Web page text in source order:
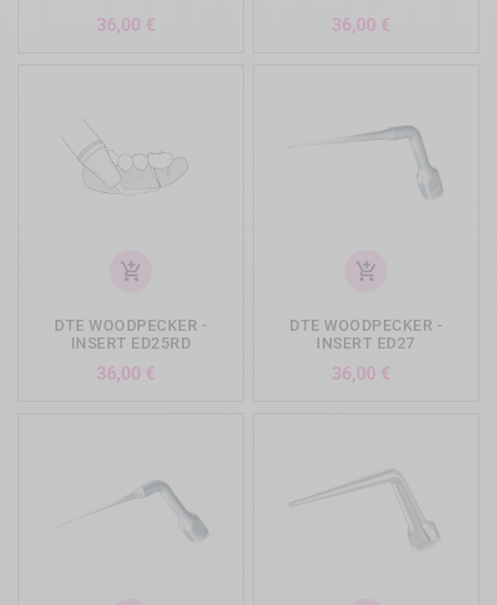
36,00 € 36,00 €
add_shopping_cart
DTE WOODPECKER -
INSERT ED25RD
36,00 €
add_shopping_cart
DTE WOODPECKER -
INSERT ED27
36,00 €